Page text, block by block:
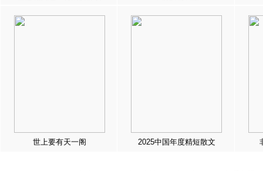
世上要有天一阁 2025中国年度精短散文